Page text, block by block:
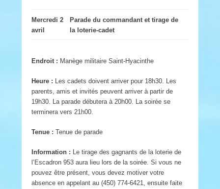
Mercredi 2
avril
Parade du commandant et tirage de
la loterie-cadet
Endroit : Manège militaire Saint-Hyacinthe
Heure : Les cadets doivent arriver pour 18h30. Les
parents, amis et invités peuvent arriver à partir de
19h30. La parade débutera à 20h00. La soirée se
terminera vers 21h00.
Tenue : Tenue de parade
Information : Le tirage des gagnants de la loterie de
l’Escadron 953 aura lieu lors de la soirée. Si vous ne
pouvez être présent, vous devez motiver votre
absence en appelant au (450) 774-6421, ensuite faite